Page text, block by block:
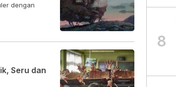
dengan
Seru dan
8